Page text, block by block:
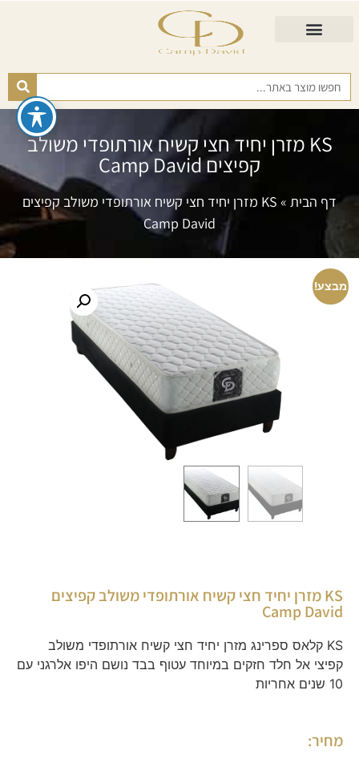
KS מזרן יחיד חצי קשיח אורתופדי משולב
קפיצים Camp David
דף הבית »
KS מזרן יחיד חצי קשיח אורתופדי משולב קפיצים
Camp David
מבצע!
KS מזרן יחיד חצי קשיח אורתופדי משולב קפיצים
Camp David
KS קלאס ספרינג מזרן יחיד חצי קשיח אורתופדי משולב
קפיצי אל חלד חזקים במיוחד עטוף בבד נושם היפו אלרגני עם
10 שנים אחריות
מחיר: